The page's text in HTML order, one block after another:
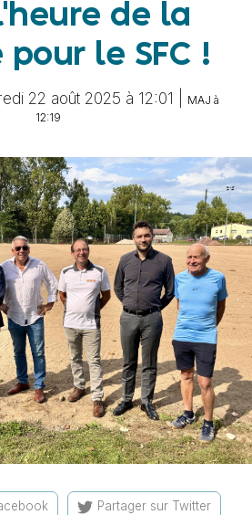
de la
le SFC !
22 août 2025 à 12:01 |
MAJ à
12:19
Partager sur Twitter